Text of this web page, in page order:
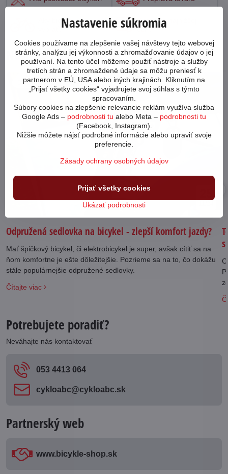
Novinky z blogu
64950
Odpružená sedlovka na bicykel - zlepší komfort jazdy?
Mať špičkový bicykel, či elektrobicykel je super, avšak cítiť sa na
ňom komfortne je ešte dôležitejšie. Pozrieme sa na to, čo dokážu
stále populárnejšie odpružené sedlovky.
Čítajte viac
Aký bicykel si
vybrať?
Garancia najnižšej
ceny
Potrebujete poradiť?
Neváhajte nás kontaktovať
053 4413 064
cykloabc​@cykloabc​.sk
Partnerský web
www​.bicykle-shop​.sk
Nastavenie súkromia
Cookies používame na zlepšenie vašej návštevy tejto webovej
stránky, analýzu jej výkonnosti a zhromažďovanie údajov o jej
používaní. Na tento účel môžeme použiť nástroje a služby
tretích strán a zhromaždené údaje sa môžu preniesť k
partnerom v EÚ, USA alebo iných krajinách. Kliknutím na
„Prijať všetky cookies“ vyjadrujete svoj súhlas s týmto
spracovaním.
Súbory cookies na zlepšenie relevancie reklám využíva služba
Google Ads – podrobnosti tu alebo Meta – podrobnosti tu
(Facebook, Instagram).
Nižšie môžete nájsť podrobné informácie alebo upraviť svoje
preferencie.
Zásady ochrany osobných údajov
Ukázať podrobnosti
Prijať všetky cookies